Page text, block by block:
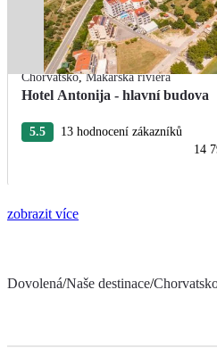
Chorvatsko,Makarská riviéra
Hotel Antonija - hlavní budova
5.5
13 hodnocení zákazníků
14
zobrazit více
Dovolená/Naše destinace/